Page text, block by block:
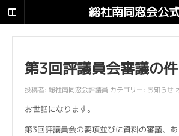
総社南同窓会公
サイト 南翔
総
社
第3回評議員会審議の
投稿者: 総社南同窓会評議員 カテゴリー: お知らせ
お世話になります。
第3回評議員会の要項並びに資料の審議、